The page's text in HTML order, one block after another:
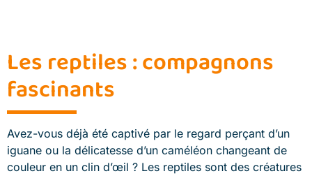
Les reptiles : compagnons
fascinants
Avez-vous déjà été captivé par le regard perçant d’un
iguane ou la délicatesse d’un caméléon changeant de
couleur en un clin d’œil ? Les reptiles sont des créatures